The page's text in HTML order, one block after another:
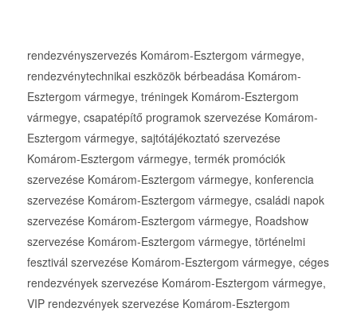
rendezvényszervezés Komárom-Esztergom vármegye,
rendezvénytechnikai eszközök bérbeadása Komárom-
Esztergom vármegye, tréningek Komárom-Esztergom
vármegye, csapatépítő programok szervezése Komárom-
Esztergom vármegye, sajtótájékoztató szervezése
Komárom-Esztergom vármegye, termék promóciók
szervezése Komárom-Esztergom vármegye, konferencia
szervezése Komárom-Esztergom vármegye, családi napok
szervezése Komárom-Esztergom vármegye, Roadshow
szervezése Komárom-Esztergom vármegye, történelmi
fesztivál szervezése Komárom-Esztergom vármegye, céges
rendezvények szervezése Komárom-Esztergom vármegye,
VIP rendezvények szervezése Komárom-Esztergom